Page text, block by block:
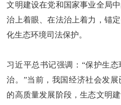
文明建设在党和国家事业全局
治上着眼、在法治上着力，锚
化生态环境司法保护。
习近平总书记强调：“保护生
治。”当前，我国经济社会发
的高质量发展阶段，生态文明